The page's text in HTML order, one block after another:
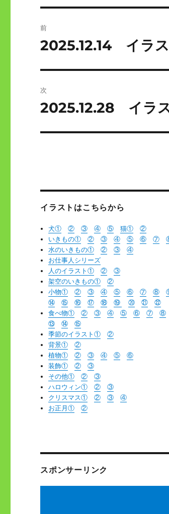
稿
ゲ
ン
前
前
投
稿:
2025.12.14 イラ
次
次
投
2025.12.28 イラ
イラストはこちらから
犬① ② ③ ④ ⑤ 猫①
②
いきもの①
② ③ ④ ⑤ ⑥ ⑦
水のいきもの①
② ③
④
お仕事人シリーズ
人のイラスト①
②
③
架空のいきもの①
②
小物①
② ③ ④ ⑤ ⑥ ⑦ ⑧
⑭
⑮ ⑯ ⑰ ⑱ ⑲ ⑳ ㉑
㉒
食べ物①
② ③ ④ ⑤ ⑥ ⑦ ⑧
⑬
⑭
⑮
季節のイラスト①
②
背景①
②
植物①
② ③ ④ ⑤
⑥
装飾①
②
③
その他①
②
③
ハロウィン①
②
③
クリスマス①
② ③
④
お正月①
②
スポンサーリンク